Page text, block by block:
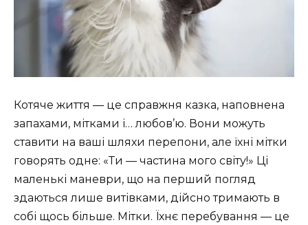
Котяче життя — це справжня казка, наповнена
запахами, мітками і… любов’ю. Вони можуть
ставити на ваші шляхи перепони, але їхні мітки
говорять одне: «Ти — частина мого світу!» Ці
маленькі маневри, що на перший погляд
здаються лише витівками, дійсно тримають в
собі щось більше. Мітки. Їхнє перебування — це